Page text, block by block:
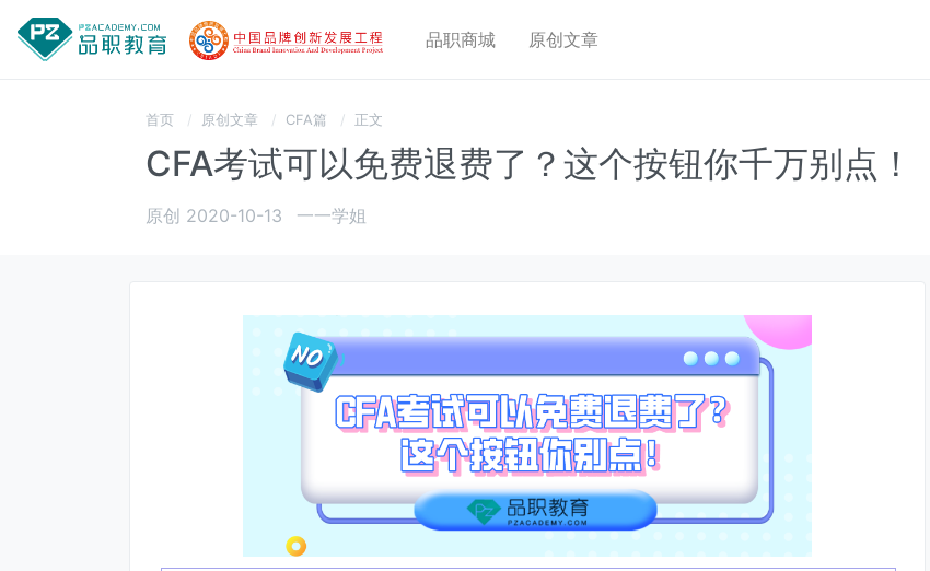
品职商城 原创文章
首页 原创文章 CFA篇 正文
CFA考试可以免费退费了？这个按钮你千万别点！
原创 2020-10-13 一一学姐